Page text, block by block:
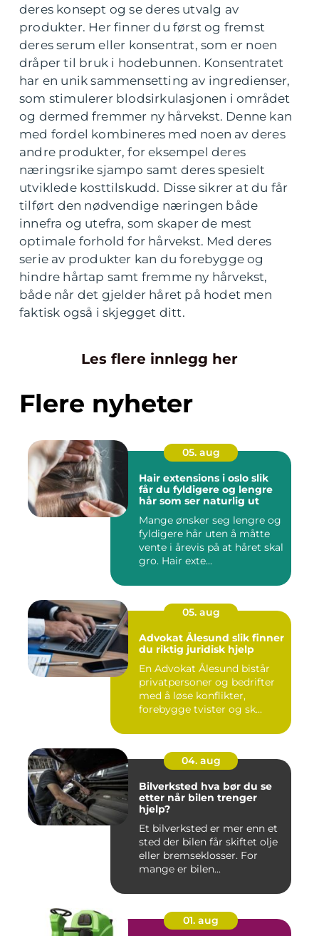
deres konsept og se deres utvalg av
produkter. Her finner du først og fremst
deres serum eller konsentrat, som er noen
dråper til bruk i hodebunnen. Konsentratet
har en unik sammensetting av ingredienser,
som stimulerer blodsirkulasjonen i området
og dermed fremmer ny hårvekst. Denne kan
med fordel kombineres med noen av deres
andre produkter, for eksempel deres
næringsrike sjampo samt deres spesielt
utviklede kosttilskudd. Disse sikrer at du får
tilført den nødvendige næringen både
innefra og utefra, som skaper de mest
optimale forhold for hårvekst. Med deres
serie av produkter kan du forebygge og
hindre hårtap samt fremme ny hårvekst,
både når det gjelder håret på hodet men
faktisk også i skjegget ditt.
Les flere innlegg her
Flere nyheter
05. aug
Hair extensions i oslo slik
får du fyldigere og lengre
hår som ser naturlig ut
Mange ønsker seg lengre og
fyldigere hår uten å måtte
vente i årevis på at håret skal
gro. Hair exte...
05. aug
Advokat Ålesund slik finner
du riktig juridisk hjelp
En Advokat Ålesund bistår
privatpersoner og bedrifter
med å løse konflikter,
forebygge tvister og sk...
04. aug
Bilverksted hva bør du se
etter når bilen trenger
hjelp?
Et bilverksted er mer enn et
sted der bilen får skiftet olje
eller bremseklosser. For
mange er bilen...
01. aug